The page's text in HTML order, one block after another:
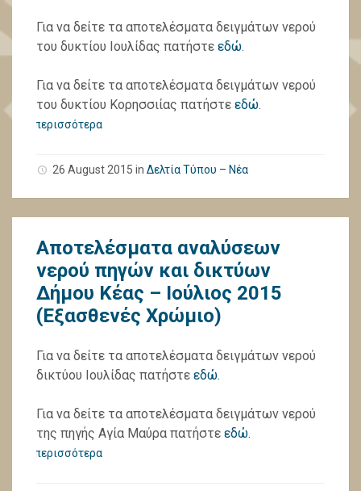
Για να δείτε τα αποτελέσματα δειγμάτων νερού
του δυκτίου Ιουλίδας πατήστε εδώ.
Για να δείτε τα αποτελέσματα δειγμάτων νερού
του δυκτίου Κορησσιίας πατήστε εδώ.
περισσότερα
26 August 2015 in Δελτία Τύπου – Νέα
Αποτελέσματα αναλύσεων
νερού πηγών και δικτύων
Δήμου Κέας – Ιούλιος 2015
(Εξασθενές Χρώμιο)
Για να δείτε τα αποτελέσματα δειγμάτων νερού
δικτύου Ιουλίδας πατήστε εδώ.
Για να δείτε τα αποτελέσματα δειγμάτων νερού
της πηγής Αγία Μαύρα πατήστε εδώ.
περισσότερα